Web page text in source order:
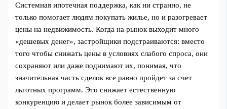
Системная ипотечная поддержка, как ни странно, не
только помогает людям покупать жилье, но и разогревает
цены на недвижимость. Когда на рынок выходит много
«дешевых денег», застройщики подстраиваются: вместо
того чтобы снижать цены в условиях слабого спроса, они
сохраняют или даже поднимают их, понимая, что
значительная часть сделок все равно пройдет за счет
льготных программ. Это снижает естественную
конкуренцию и делает рынок более зависимым от